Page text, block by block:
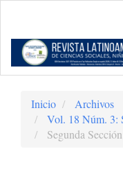
Contenido
principal
Barra
Inicio
Archivos
Vol. 18 Núm. 3:
Segunda